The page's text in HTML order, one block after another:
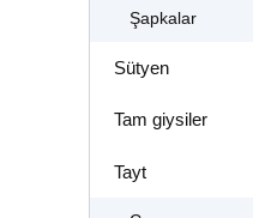
Şapkalar
Sütyen
Tam giysiler
Tayt